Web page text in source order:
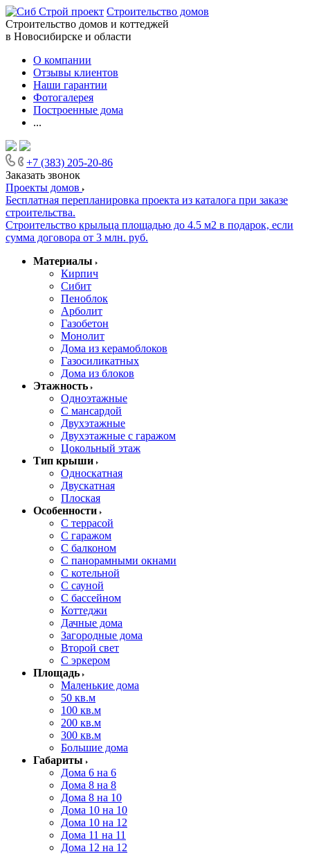
Строительство домов
Строительство домов и коттеджей
в Новосибирске и области
О компании
Отзывы клиентов
Наши гарантии
Фотогалерея
Построенные дома
...
+7 (383) 205-20-86
Заказать звонок
Проекты домов
Бесплатная перепланировка проекта из каталога при заказе
строительства.
Строительство крыльца площадью до 4.5 м2 в подарок, если
сумма договора от 3 млн. руб.
Материалы
Кирпич
Сибит
Пеноблок
Арболит
Газобетон
Монолит
Дома из керамоблоков
Газосиликатных
Дома из блоков
Этажность
Одноэтажные
С мансардой
Двухэтажные
Двухэтажные с гаражом
Цокольный этаж
Тип крыши
Односкатная
Двускатная
Плоская
Особенности
С террасой
С гаражом
С балконом
С панорамными окнами
С котельной
С сауной
С бассейном
Коттеджи
Дачные дома
Загородные дома
Второй свет
С эркером
Площадь
Маленькие дома
50 кв.м
100 кв.м
200 кв.м
300 кв.м
Большие дома
Габариты
Дома 6 на 6
Дома 8 на 8
Дома 8 на 10
Дома 10 на 10
Дома 10 на 12
Дома 11 на 11
Дома 12 на 12